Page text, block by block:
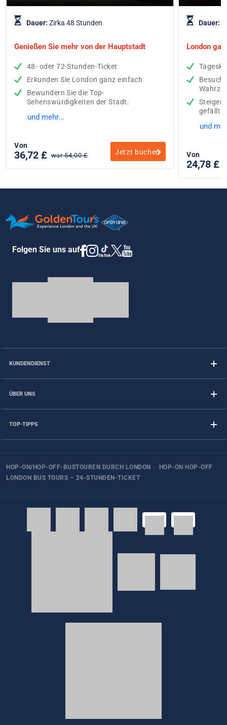
Dauer: Zirka 48 Stunden
Genießen Sie mehr von der Hauptstadt
48- oder 72-Stunden-Ticket
Erkunden Sie London ganz einfach
Bewundern Sie die Top-
Sehenswürdigkeiten der Stadt.
und mehr...
Von
36,72 £ war 54,00 £ Jetzt buchen
Dauer:
London
Steigen
gefällt.
und
Von
24,78 £
Folgen Sie uns auf
KUNDENDIENST
ÜBER UNS
TOP-TIPPS
HOP-ON/HOP-OFF-BUSTOUREN DURCH LONDON ›
HOP-ON HOP-OFF
LONDON BUS TOURS – 24-STUNDEN-TICKET